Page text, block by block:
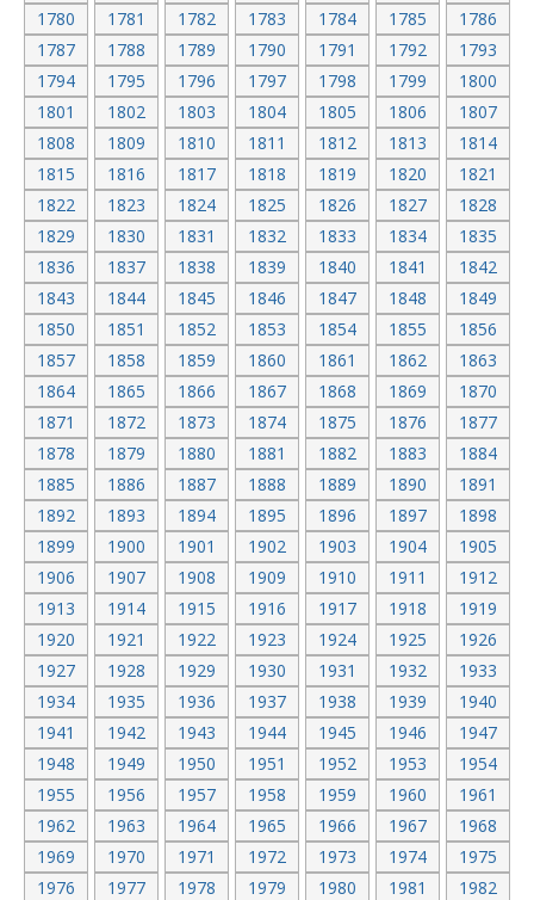
1780
1781 1782 1783 1784 1785
1786
1787
1788 1789 1790 1791 1792
1793
1794
1795 1796 1797 1798 1799
1800
1801
1802 1803 1804 1805 1806
1807
1808
1809 1810 1811 1812 1813
1814
1815
1816 1817 1818 1819 1820
1821
1822
1823 1824 1825 1826 1827
1828
1829
1830 1831 1832 1833 1834
1835
1836
1837 1838 1839 1840 1841
1842
1843
1844 1845 1846 1847 1848
1849
1850
1851 1852 1853 1854 1855
1856
1857
1858 1859 1860 1861 1862
1863
1864
1865 1866 1867 1868 1869
1870
1871
1872 1873 1874 1875 1876
1877
1878
1879 1880 1881 1882 1883
1884
1885
1886 1887 1888 1889 1890
1891
1892
1893 1894 1895 1896 1897
1898
1899
1900 1901 1902 1903 1904
1905
1906
1907 1908 1909 1910 1911
1912
1913
1914 1915 1916 1917 1918
1919
1920
1921 1922 1923 1924 1925
1926
1927
1928 1929 1930 1931 1932
1933
1934
1935 1936 1937 1938 1939
1940
1941
1942 1943 1944 1945 1946
1947
1948
1949 1950 1951 1952 1953
1954
1955
1956 1957 1958 1959 1960
1961
1962
1963 1964 1965 1966 1967
1968
1969
1970 1971 1972 1973 1974
1975
1976
1977 1978 1979 1980 1981
1982